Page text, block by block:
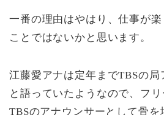
一番の理由はやはり、仕事が
ことではないかと思います。
江藤愛アナは定年までTBSの局
と語っていたようなので、フ
TBSのアナウンサーとして骨を